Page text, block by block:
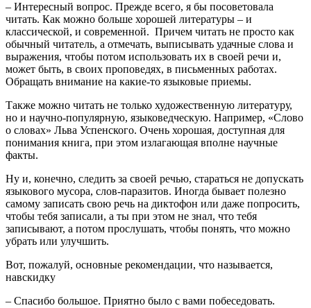
– Интересный вопрос. Прежде всего, я бы посоветовала
читать. Как можно больше хорошей литературы – и
классической, и современной. Причем читать не просто как
обычный читатель, а отмечать, выписывать удачные слова и
выражения, чтобы потом использовать их в своей речи и,
может быть, в своих проповедях, в письменных работах.
Обращать внимание на какие-то языковые приемы.
Также можно читать не только художественную литературу,
но и научно-популярную, языковедческую. Например, «Слово
о словах» Льва Успенского. Очень хорошая, доступная для
понимания книга, при этом излагающая вполне научные
факты.
Ну и, конечно, следить за своей речью, стараться не допускать
языкового мусора, слов-паразитов. Иногда бывает полезно
самому записать свою речь на диктофон или даже попросить,
чтобы тебя записали, а ты при этом не знал, что тебя
записывают, а потом прослушать, чтобы понять, что можно
убрать или улучшить.
Вот, пожалуй, основные рекомендации, что называется,
навскидку
– Спасибо большое. Приятно было с вами побеседовать.